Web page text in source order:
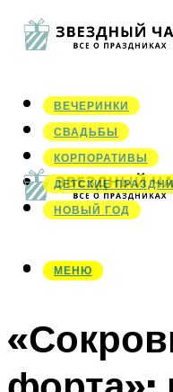
ВЕЧЕРИНКИ
СВАДЬБЫ
КОРПОРАТИВЫ
ДЕТСКИЕ
НОВЫЙ ГОД
МЕНЮ
МЕНЮ